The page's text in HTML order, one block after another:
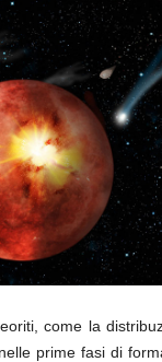
come la
prime fasi di